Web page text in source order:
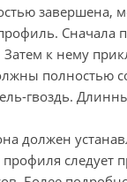
завершена,
Сначала
Затем к нему
полностью
гвоздь.
должен
следует